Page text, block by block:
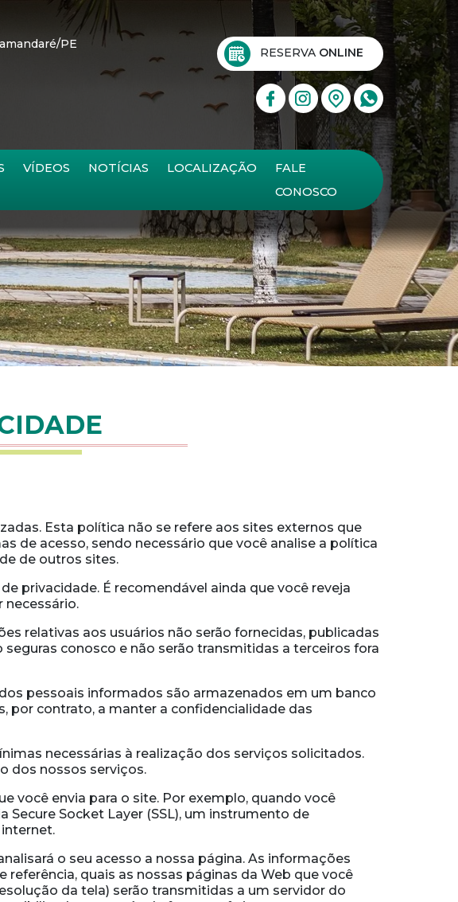
PE
RESERVA ONLINE
VÍDEOS NOTÍCIAS LOCALIZAÇÃO
FALE
CONOSCO
Esta política não se refere aos sites externos que
de acesso, sendo necessário que você analise a política
de outros sites.
privacidade. É recomendável ainda que você reveja
necessário.
relativas aos usuários não serão fornecidas, publicadas
conosco e não serão transmitidas a terceiros fora
pessoais informados são armazenados em um banco
por contrato, a manter a confidencialidade das
necessárias à realização dos serviços solicitados.
dos nossos serviços.
você envia para o site. Por exemplo, quando você
Socket Layer (SSL), um instrumento de
o seu acesso a nossa página. As informações
quais as nossas páginas da Web que você
da tela) serão transmitidas a um servidor do